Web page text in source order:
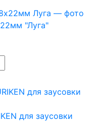
"Луга"
для заусовки